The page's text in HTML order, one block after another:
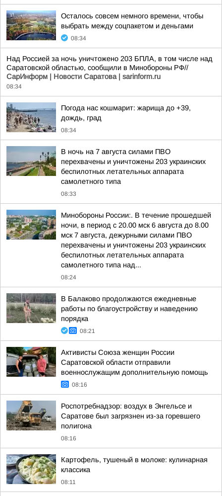
Осталось совсем немного времени, чтобы
выбрать между соцпакетом и деньгами
08:34
Над Россией за ночь уничтожено 203 БПЛА, в том числе над
Саратовской областью, сообщили в Минобороны РФ//
СарИнформ | Новости Саратова | sarinform.ru
08:34
Погода нас кошмарит: жарища до +39,
дождь, град
08:34
В ночь на 7 августа силами ПВО
перехвачены и уничтожены 203 украинских
беспилотных летательных аппарата
самолетного типа
08:33
Минобороны России:. В течение прошедшей
ночи, в период с 20.00 мск 6 августа до 8.00
мск 7 августа, дежурными силами ПВО
перехвачены и уничтожены 203 украинских
беспилотных летательных аппарата
самолетного типа над...
08:24
В Балаково продолжаются ежедневные
работы по благоустройству и наведению
порядка
08:21
Активисты Союза женщин России
Саратовской области отправили
военнослужащим дополнительную помощь
08:16
Роспотребнадзор: воздух в Энгельсе и
Саратове был загрязнен из-за горевшего
полигона
08:16
Картофель, тушеный в молоке: кулинарная
классика
08:11